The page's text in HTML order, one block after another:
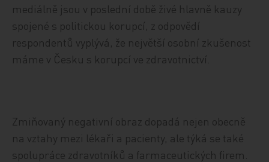
mediálně jsou v poslední době živé hlavně kauzy
spojené s politickou korupcí, z odpovědí
respondentů vyplývá, že největší osobní zkušenost
máme v Česku s korupcí ve zdravotnictví.
Zmiňovaný negativní obraz dopadá nejen obecně
na vztahy mezi lékaři a pacienty, ale týká se také
spolupráce zdravotníků a farmaceutických firem.